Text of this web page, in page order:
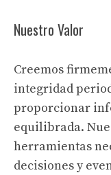
Nuestro Valor
Creemos
integridad
proporcionar
equilibrada.
herramientas
decisiones y